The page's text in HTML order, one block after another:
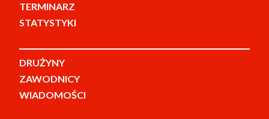
TERMINARZ
STATYSTYKI
DRUŻYNY
ZAWODNICY
WIADOMOŚCI